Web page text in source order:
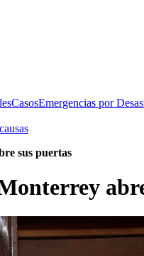
CasosEmergencias por
sus puertas